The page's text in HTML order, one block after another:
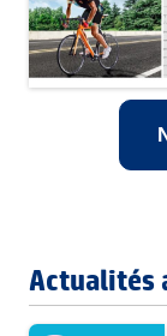
Actualités